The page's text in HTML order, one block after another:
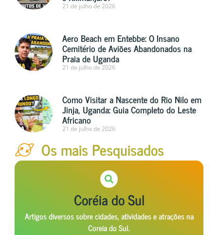
21 de julho de 2026
Aero Beach em Entebbe: O Insano
Cemitério de Aviões Abandonados na
Praia de Uganda
21 de julho de 2026
Como Visitar a Nascente do Rio Nilo em
Jinja, Uganda: Guia Completo do Leste
Africano
21 de julho de 2026
Os mais Pesquisados
Coréia do Sul
Artigos diversos sobre cidades, atividades e atrações na
Coreia do Sul.